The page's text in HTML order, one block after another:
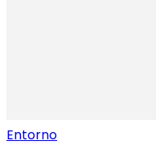
Entorno